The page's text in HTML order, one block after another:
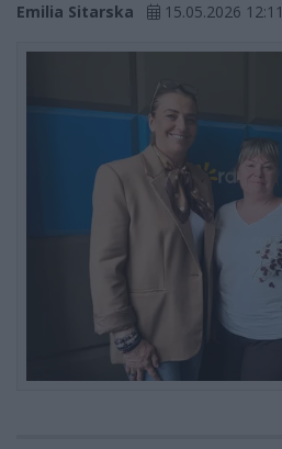
Emilia Sitarska 15.05.2026 12:11